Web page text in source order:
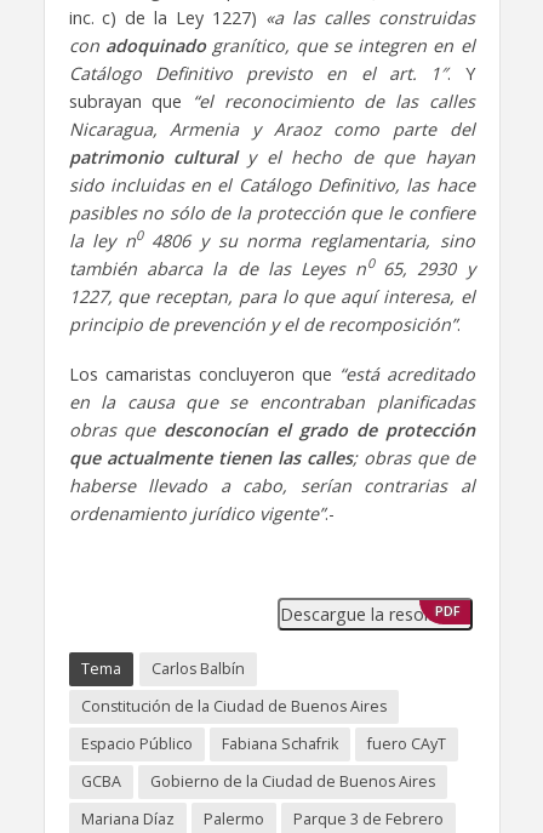
inc. c) de la Ley 1227) «a las calles construidas
con adoquinadogranítico, que se integren en el
Catálogo Definitivo previsto en el art. 1″. Y
subrayan que
“el reconocimiento de las calles
Nicaragua, Armenia y Araoz como parte del
patrimonio culturaly el hecho de que hayan
sido incluidas en el Catálogo Definitivo, las hace
pasibles no sólo de la protección que le confiere
la ley n04806 y su norma reglamentaria, sino
también abarca la de las Leyes n0 65, 2930 y
1227, que receptan, para lo que aquí interesa, el
principio de prevención y el de recomposición”.
Los camaristas concluyeron que “está acreditado
en la causa que se encontraban planificadas
obras que desconocían el grado de protección
que actualmente tienen las calles; obras que de
haberse llevado a cabo, serían contrarias al
ordenamiento jurídico vigente”.-
Descargue la resolución
PDF
Tema
Carlos Balbín
Constitución de la Ciudad de Buenos Aires
Espacio Público
Fabiana Schafrik
fuero CAyT
GCBA
Gobierno de la Ciudad de Buenos Aires
Mariana Díaz
Palermo Parque 3 de Febrero